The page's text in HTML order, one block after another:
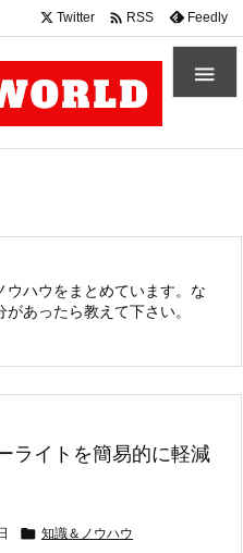

Twitter  RSS Feedly
ハウをまとめています。な
あったら教えて下さい。
ライトを簡易的に軽減
 知識＆ノウハウ